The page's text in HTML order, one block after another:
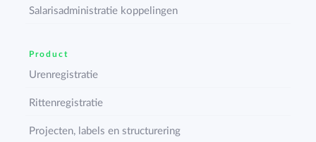
Salarisadministratie koppelingen
Product
Urenregistratie
Rittenregistratie
Projecten, labels en structurering